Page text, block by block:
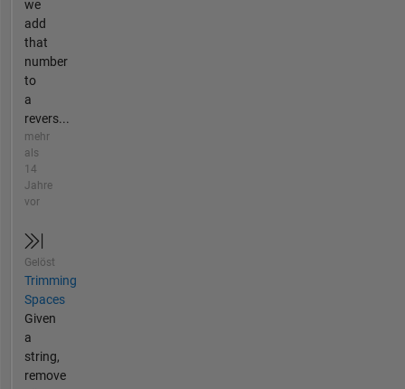
we
add
that
number
to
a
revers...
mehr
als
14
Jahre
vor
Gelöst
Trimming
Spaces
Given
a
string,
remove